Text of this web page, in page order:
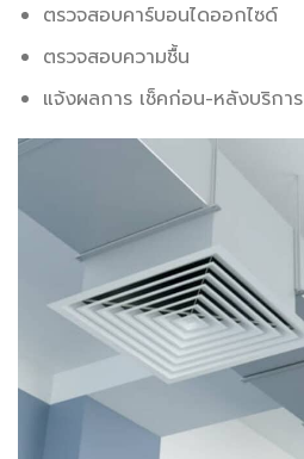
ตรวจสอบคาร์บอนไดออกไซด์
ตรวจสอบความชื้น
แจ้งผลการ เช็คก่อน-หลังบริการ